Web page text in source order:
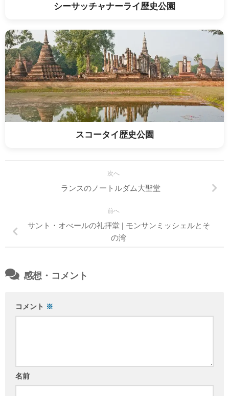
シーサッチャナーライ歴史公園
スコータイ歴史公園
次へ
ランスのノートルダム大聖堂
前へ
サント・オべールの礼拝堂 | モンサンミッシェルとそ
の湾
感想・コメント
コメント ※
名前